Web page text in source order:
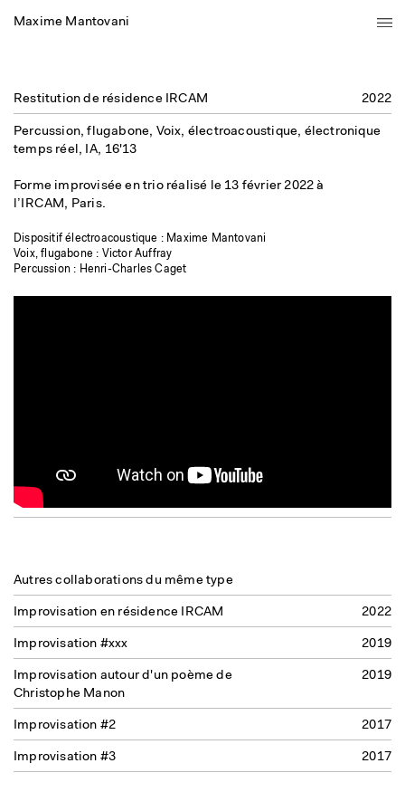
Maxime Mantovani
Restitution de résidence IRCAM 2022
Percussion, flugabone, Voix, électroacoustique, électronique
temps réel, IA, 16'13
Forme improvisée en trio réalisé le 13 février 2022 à
l’IRCAM, Paris.
Dispositif électroacoustique : Maxime Mantovani
Voix, flugabone : Victor Auffray
Percussion : Henri-Charles Caget
Autres collaborations du même type
Improvisation en résidence IRCAM 2022
Improvisation #xxx 2019
Improvisation autour d'un poème de
Christophe Manon
2019
Improvisation #2 2017
Improvisation #3 2017